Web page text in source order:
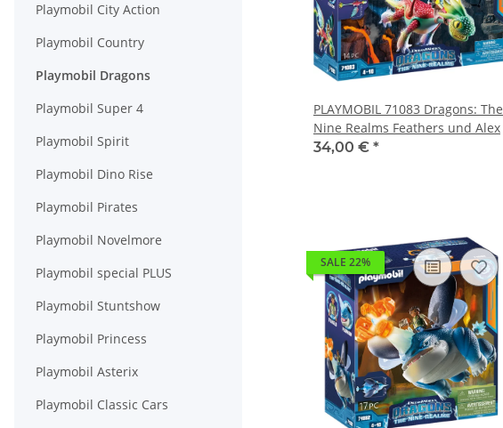
PLAYMOBIL 71083 Dragons: The
Nine Realms Feathers und Alex
34,00 € *
SALE 22%
Playmobil City Action
Playmobil Country
Playmobil Dragons
Playmobil Super 4
Playmobil Spirit
Playmobil Dino Rise
Playmobil Pirates
Playmobil Novelmore
Playmobil special PLUS
Playmobil Stuntshow
Playmobil Princess
Playmobil Asterix
Playmobil Classic Cars